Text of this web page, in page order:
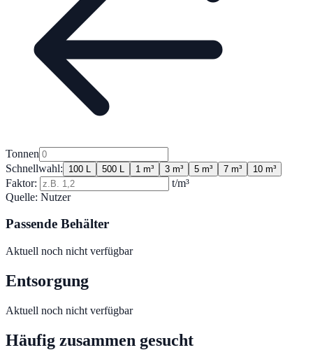
Tonnen
Schnellwahl:
100 L 500 L 1 m³ 3 m³ 5 m³ 7 m³ 10 m³
Faktor:
t/m³
Quelle: Nutzer
Passende Behälter
Aktuell noch nicht verfügbar
Entsorgung
Aktuell noch nicht verfügbar
Häufig zusammen gesucht